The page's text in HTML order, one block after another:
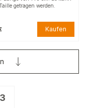
getragen werden.
Kaufen
3